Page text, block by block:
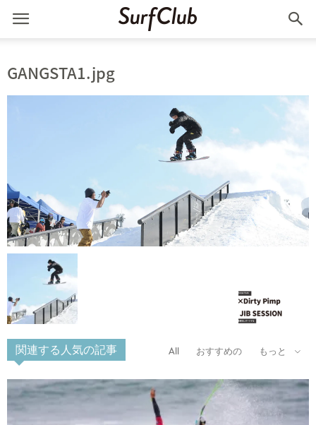
GANGSTA1.jpg
関連する人気の記事 All おすすめの もっと